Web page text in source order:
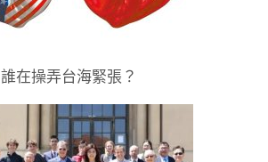
誰在操弄台海緊張？